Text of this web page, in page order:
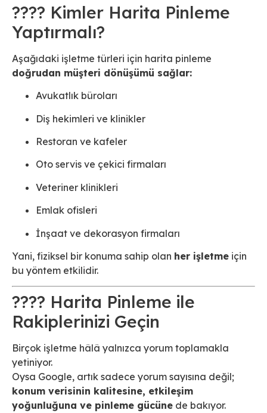
???? Kimler Harita Pinleme
Yaptırmalı?
Aşağıdaki işletme türleri için harita pinleme
doğrudan müşteri dönüşümü sağlar:
Avukatlık büroları
Diş hekimleri ve klinikler
Restoran ve kafeler
Oto servis ve çekici firmaları
Veteriner klinikleri
Emlak ofisleri
İnşaat ve dekorasyon firmaları
Yani, fiziksel bir konuma sahip olan her işletme için
bu yöntem etkilidir.
???? Harita Pinleme ile
Rakiplerinizi Geçin
Birçok işletme hâlâ yalnızca yorum toplamakla
yetiniyor.
Oysa Google, artık sadece yorum sayısına değil;
konum verisinin kalitesine, etkileşim
yoğunluğuna ve pinleme gücüne de bakıyor.